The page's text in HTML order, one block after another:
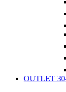
OUTLET